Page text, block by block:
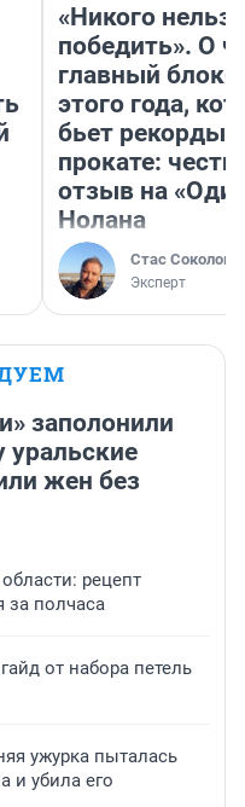
«Никого нельзя
победить». О
главный
этого года,
бьет рекорды в
прокате:
отзыв на
Нолана
Стас Соколов
Эксперт
заполонили
уральские
жен без
рецепт
за полчаса
от набора петель
ужурка пыталась
и убила его